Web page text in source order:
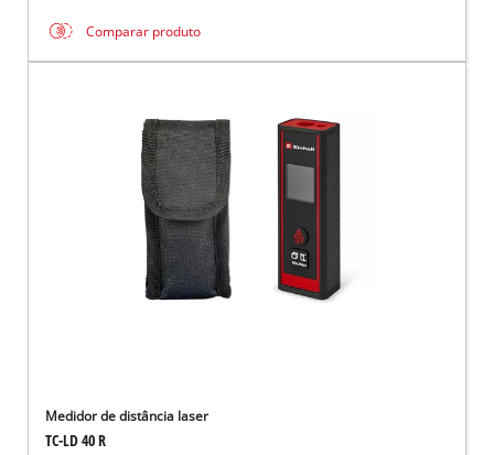
Comparar produto
Medidor de distância laser
TC-LD 40 R